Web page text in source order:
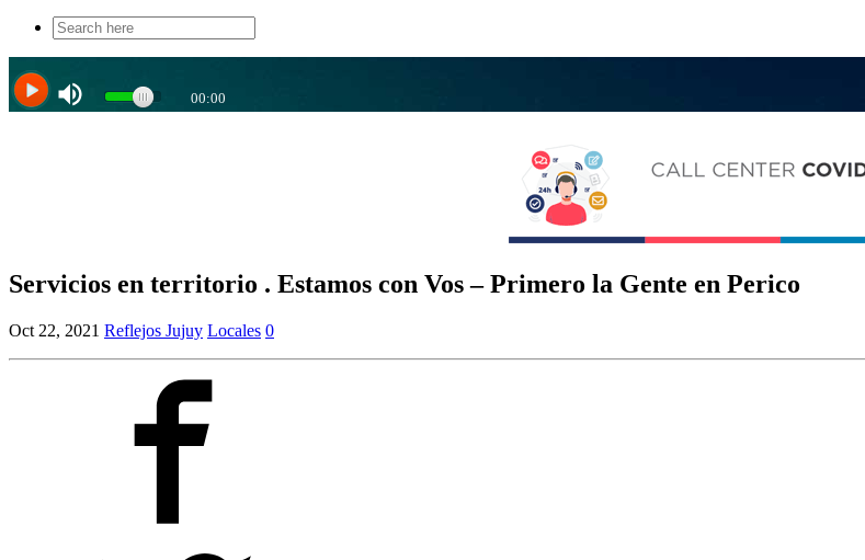
Search
for:
Servicios en territorio . Estamos con Vos – Primero la Gente en Perico
Oct 22, 2021 Reflejos Jujuy Locales 0